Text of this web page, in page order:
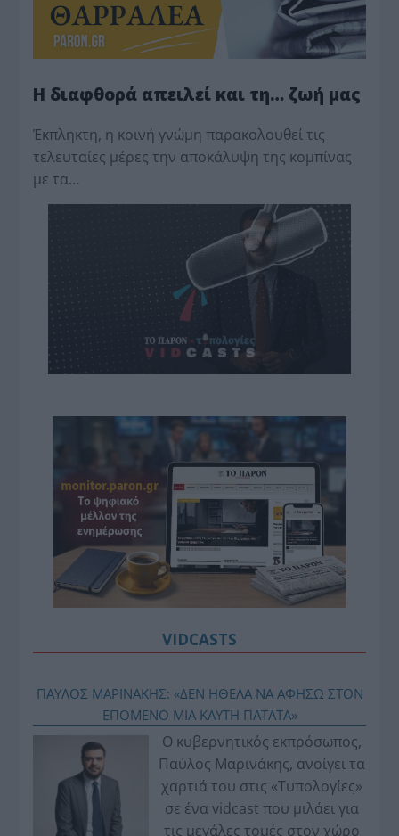
Η διαφθορά απειλεί και τη… ζωή μας
Έκπληκτη, η κοινή γνώμη παρακολουθεί τις
τελευταίες μέρες την αποκάλυψη της κο­μπίνας
με τα…
VIDCASTS
ΠΑΥΛΟΣ ΜΑΡΙΝΑΚΗΣ: «ΔΕΝ ΗΘΕΛΑ ΝΑ ΑΦΗΣΩ ΣΤΟΝ
ΕΠΟΜΕΝΟ ΜΙΑ ΚΑΥΤΗ ΠΑΤΑΤΑ»
Ο κυβερνητικός εκπρόσωπος,
Παύλος Μαρινάκης, ανοίγει τα
χαρτιά του στις «Τυπολογίες»
σε ένα vidcast που μιλάει για
τις μεγάλες τομές στον χώρο